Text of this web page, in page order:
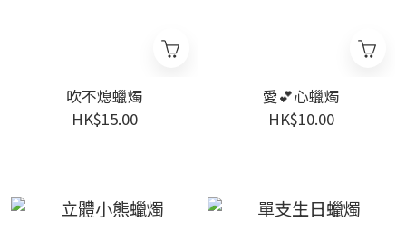
吹不熄蠟燭
HK$15.00
愛💕心蠟燭
HK$10.00